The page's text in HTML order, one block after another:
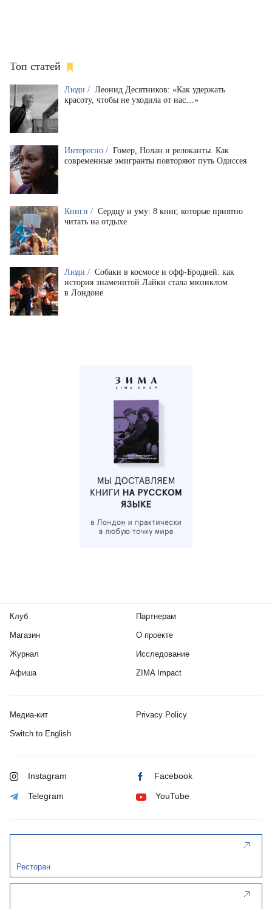
Топ статей
Люди / Леонид Десятников: «Как удержать
красоту, чтобы не уходила от нас…»
Интересно / Гомер, Нолан и релоканты. Как
современные эмигранты повторяют путь Одиссея
Книги / Сердцу и уму: 8 книг, которые приятно
читать на отдыхе
Люди / Собаки в космосе и офф-Бродвей: как
история знаменитой Лайки стала мюзиклом
в Лондоне
Клуб
Магазин
Журнал
Афиша
Партнерам
О проекте
Исследование
ZIMA Impact
Медиа-кит Privacy Policy
Switch to English
Instagram Facebook
Telegram YouTube
Ресторан